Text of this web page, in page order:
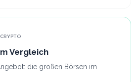
Vergleich
die großen Börsen im